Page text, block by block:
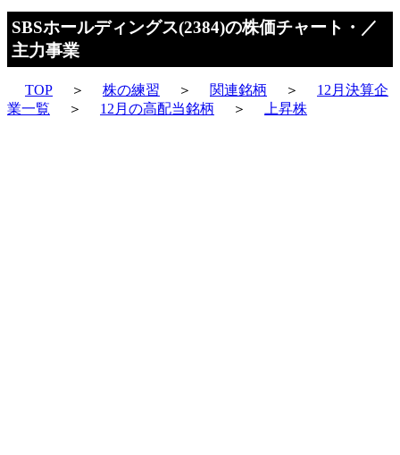
SBSホールディングス(2384)の株価チャート・／
主力事業
TOP ＞ 株の練習 ＞ 関連銘柄 ＞
12月決算企
業一覧
＞ 12月の高配当銘柄 ＞ 上昇株